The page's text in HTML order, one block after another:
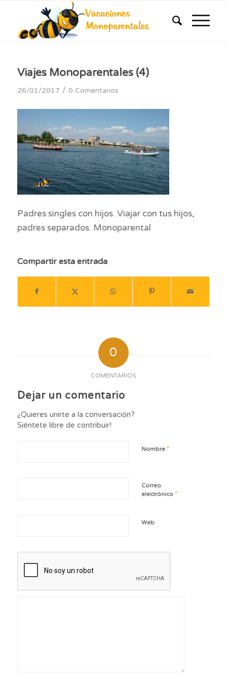
Viajes Monoparentales (4)
26/01/2017 / 0 Comentarios
Padres singles con hijos. Viajar con tus hijos,
padres separados. Monoparental
Compartir esta entrada
0
COMENTARIOS
Dejar un comentario
¿Quieres unirte a la conversación?
Siéntete libre de contribuir!
Nombre *
Correo
electrónico *
Web